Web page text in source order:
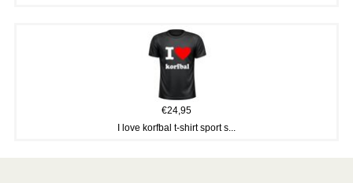
€24,95
I love korfbal t-shirt sport s...